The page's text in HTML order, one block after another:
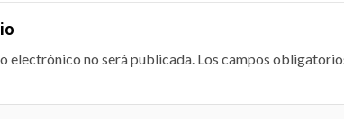
electrónico no será publicada. Los campos